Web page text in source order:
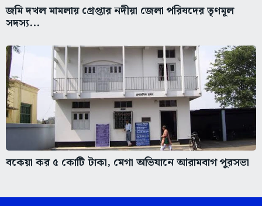
জমি দখল মামলায় গ্রেপ্তার নদীয়া জেলা পরিষদের তৃণমূল
সদস্য...
বকেয়া কর ৫ কোটি টাকা, মেগা অভিযানে আরামবাগ পুরসভা